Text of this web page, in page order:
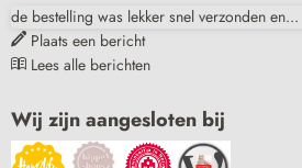
de bestelling was lekker snel verzonden en...
Plaats een bericht
Lees alle berichten
Wij zijn aangesloten bij